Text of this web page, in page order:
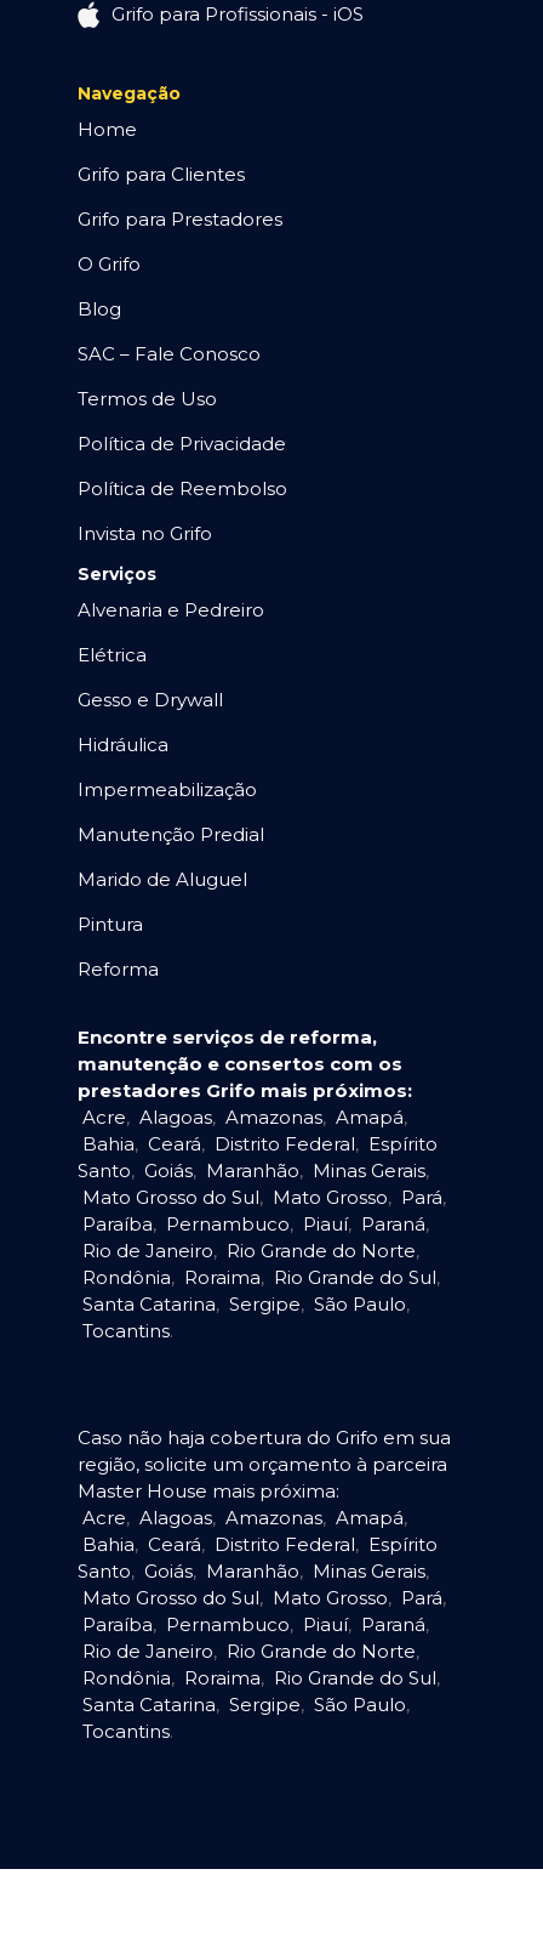
Grifo para Profissionais - iOS
Navegação
Home
Grifo para Clientes
Grifo para Prestadores
O Grifo
Blog
SAC – Fale Conosco
Termos de Uso
Política de Privacidade
Política de Reembolso
Invista no Grifo
Serviços
Alvenaria e Pedreiro
Elétrica
Gesso e Drywall
Hidráulica
Impermeabilização
Manutenção Predial
Marido de Aluguel
Pintura
Reforma
Encontre serviços de reforma,
manutenção e consertos com os
prestadores Grifo mais próximos:
Acre, Alagoas, Amazonas, Amapá,
Bahia, Ceará, Distrito Federal, Espírito
Santo, Goiás, Maranhão, Minas Gerais,
Mato Grosso do Sul, Mato Grosso, Pará,
Paraíba, Pernambuco, Piauí, Paraná,
Rio de Janeiro, Rio Grande do Norte,
Rondônia, Roraima, Rio Grande do Sul,
Santa Catarina, Sergipe, São Paulo,
Tocantins.
Caso não haja cobertura do Grifo em sua
região, solicite um orçamento à parceira
Master House mais próxima:
Acre, Alagoas, Amazonas, Amapá,
Bahia, Ceará, Distrito Federal, Espírito
Santo, Goiás, Maranhão, Minas Gerais,
Mato Grosso do Sul, Mato Grosso, Pará,
Paraíba, Pernambuco, Piauí, Paraná,
Rio de Janeiro, Rio Grande do Norte,
Rondônia, Roraima, Rio Grande do Sul,
Santa Catarina, Sergipe, São Paulo,
Tocantins.